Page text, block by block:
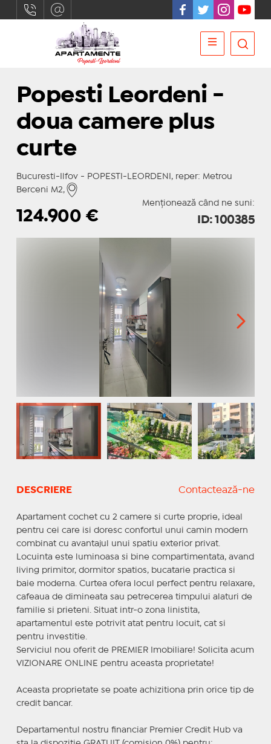
Popesti Leordeni -
doua camere plus
curte
Bucuresti-Ilfov - POPESTI-LEORDENI, reper: Metrou
Berceni M2,
Menționează când ne suni:
124.900 € ID: 100385
DESCRIERE Contactează-ne
Apartament cochet cu 2 camere si curte proprie, ideal
pentru cei care isi doresc confortul unui camin modern
combinat cu avantajul unui spatiu exterior privat.
Locuinta este luminoasa si bine compartimentata, avand
living primitor, dormitor spatios, bucatarie practica si
baie moderna. Curtea ofera locul perfect pentru relaxare,
cafeaua de dimineata sau petrecerea timpului alaturi de
familie si prieteni. Situat intr-o zona linistita,
apartamentul este potrivit atat pentru locuit, cat si
pentru investitie.
Serviciul nou oferit de PREMIER Imobiliare! Solicita acum
VIZIONARE ONLINE pentru aceasta proprietate!
Aceasta proprietate se poate achizitiona prin orice tip de
credit bancar.
Departamentul nostru financiar Premier Credit Hub va